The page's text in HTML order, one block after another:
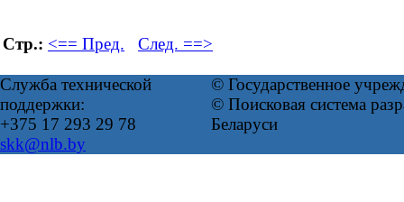
Стр.: <== Пред. След. ==>
Служба технической
поддержки:
+375 17 293 29 78
skk@nlb.by
© Государственное
© Поисковая система
Беларуси